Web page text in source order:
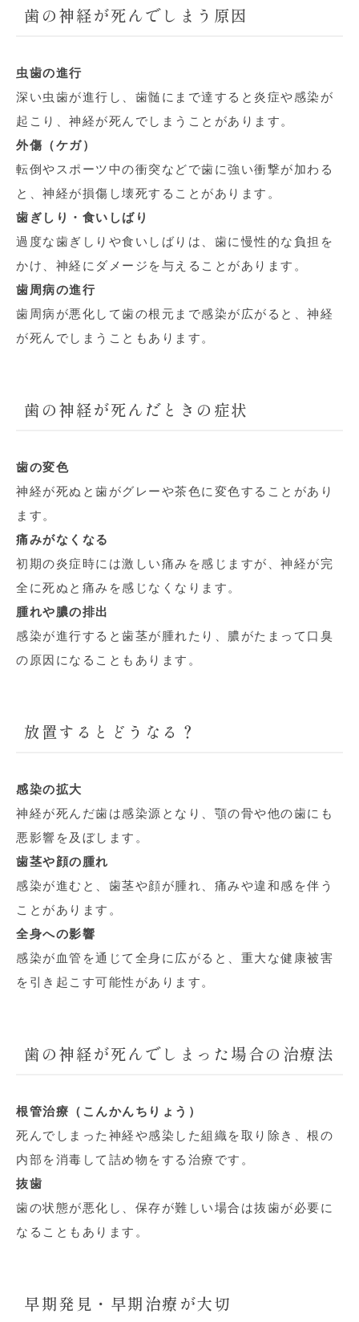
歯の神経が死んでしまう原因
虫歯の進行
深い虫歯が進行し、歯髄にまで達すると炎症や感染が
起こり、神経が死んでしまうことがあります。
外傷（ケガ）
転倒やスポーツ中の衝突などで歯に強い衝撃が加わる
と、神経が損傷し壊死することがあります。
歯ぎしり・食いしばり
過度な歯ぎしりや食いしばりは、歯に慢性的な負担を
かけ、神経にダメージを与えることがあります。
歯周病の進行
歯周病が悪化して歯の根元まで感染が広がると、神経
が死んでしまうこともあります。
歯の神経が死んだときの症状
歯の変色
神経が死ぬと歯がグレーや茶色に変色することがあり
ます。
痛みがなくなる
初期の炎症時には激しい痛みを感じますが、神経が完
全に死ぬと痛みを感じなくなります。
腫れや膿の排出
感染が進行すると歯茎が腫れたり、膿がたまって口臭
の原因になることもあります。
放置するとどうなる？
感染の拡大
神経が死んだ歯は感染源となり、顎の骨や他の歯にも
悪影響を及ぼします。
歯茎や顔の腫れ
感染が進むと、歯茎や顔が腫れ、痛みや違和感を伴う
ことがあります。
全身への影響
感染が血管を通じて全身に広がると、重大な健康被害
を引き起こす可能性があります。
歯の神経が死んでしまった場合の治療法
根管治療（こんかんちりょう）
死んでしまった神経や感染した組織を取り除き、根の
内部を消毒して詰め物をする治療です。
抜歯
歯の状態が悪化し、保存が難しい場合は抜歯が必要に
なることもあります。
早期発見・早期治療が大切